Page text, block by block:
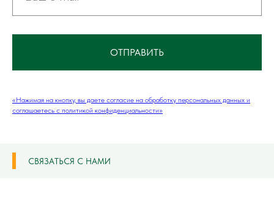
ОТПРАВИТЬ
«Нажимая на кнопку, вы даете согласие на обработку персональных данных и
соглашаетесь c политикой конфиденциальности»
СВЯЗАТЬСЯ С НАМИ